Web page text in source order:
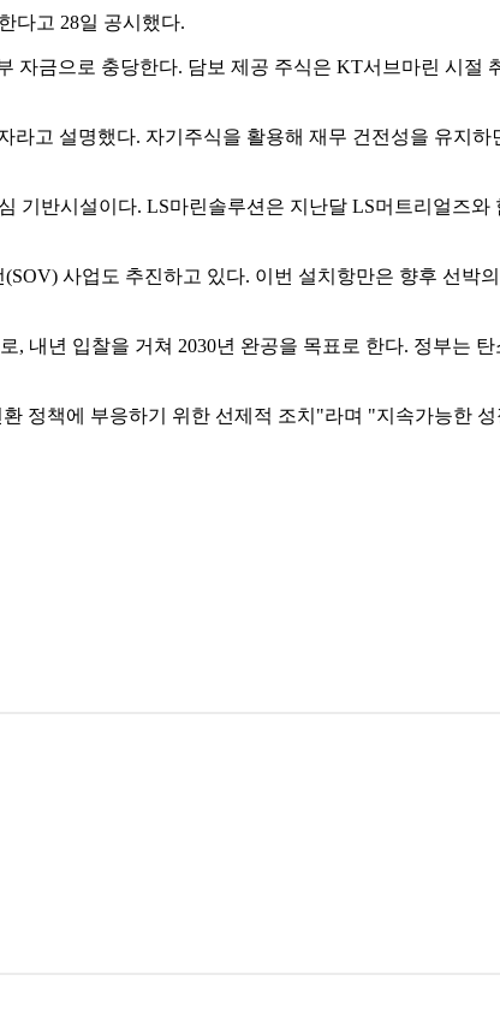
다고 28일 공시했다.
금으로 충당한다. 담보 제공 주식은 KT서브마린 시절
고 설명했다. 자기주식을 활용해 재무 건전성을 유지하
기반시설이다. LS마린솔루션은 지난달 LS머트리얼즈
사업도 추진하고 있다. 이번 설치항만은 향후 선박
내년 입찰을 거쳐 2030년 완공을 목표로 한다. 정부는
정책에 부응하기 위한 선제적 조치"라며 "지속가능한